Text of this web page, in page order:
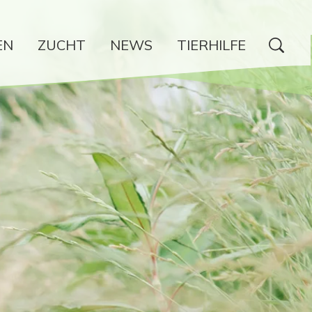
ZUCHT NEWS TIERHILFE